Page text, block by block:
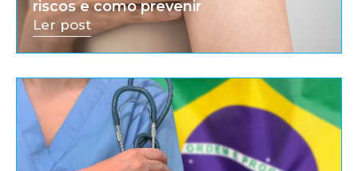
riscos e como prevenir
Ler post